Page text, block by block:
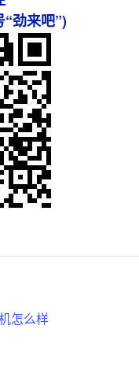
劲来吧”)
怎么样